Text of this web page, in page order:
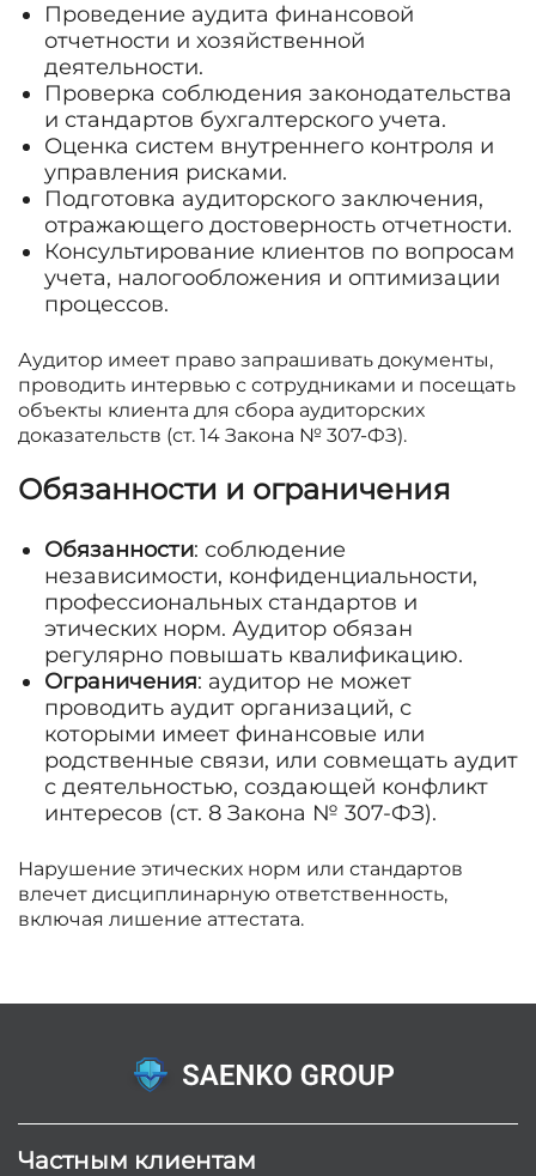
Проведение аудита финансовой
отчетности и хозяйственной
деятельности.
Проверка соблюдения законодательства
и стандартов бухгалтерского учета.
Оценка систем внутреннего контроля и
управления рисками.
Подготовка аудиторского заключения,
отражающего достоверность отчетности.
Консультирование клиентов по вопросам
учета, налогообложения и оптимизации
процессов.
Аудитор имеет право запрашивать документы,
проводить интервью с сотрудниками и посещать
объекты клиента для сбора аудиторских
доказательств (ст. 14 Закона № 307-ФЗ).
Обязанности и ограничения
Обязанности: соблюдение
независимости, конфиденциальности,
профессиональных стандартов и
этических норм. Аудитор обязан
регулярно повышать квалификацию.
Ограничения: аудитор не может
проводить аудит организаций, с
которыми имеет финансовые или
родственные связи, или совмещать аудит
с деятельностью, создающей конфликт
интересов (ст. 8 Закона № 307-ФЗ).
Нарушение этических норм или стандартов
влечет дисциплинарную ответственность,
включая лишение аттестата.
Частным клиентам